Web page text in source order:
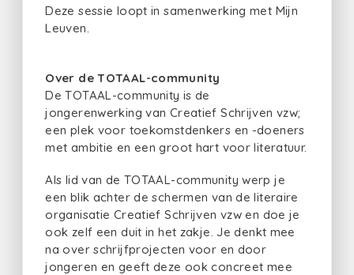
Deze sessie loopt in samenwerking met Mijn
Leuven.
Over de TOTAAL-community
De TOTAAL-community is de
jongerenwerking van Creatief Schrijven vzw;
een plek voor toekomstdenkers en -doeners
met ambitie en een groot hart voor literatuur.
Als lid van de TOTAAL-community werp je
een blik achter de schermen van de literaire
organisatie Creatief Schrijven vzw en doe je
ook zelf een duit in het zakje. Je denkt mee
na over schrijfprojecten voor en door
jongeren en geeft deze ook concreet mee